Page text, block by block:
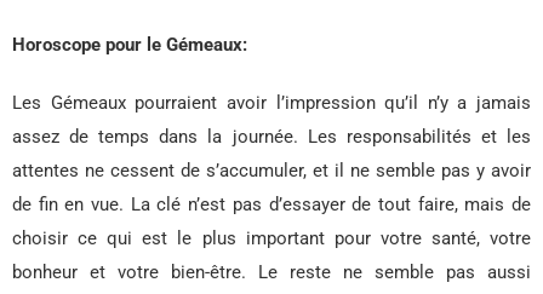
Horoscope pour le Gémeaux:
Les Gémeaux pourraient avoir l’impression qu’il n’y a jamais
assez de temps dans la journée. Les responsabilités et les
attentes ne cessent de s’accumuler, et il ne semble pas y avoir
de fin en vue. La clé n’est pas d’essayer de tout faire, mais de
choisir ce qui est le plus important pour votre santé, votre
bonheur et votre bien-être. Le reste ne semble pas aussi